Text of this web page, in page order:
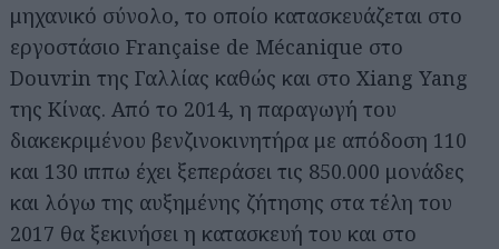
μηχανικό σύνολο, το οποίο κατασκευάζεται στο
εργοστάσιο Française de Mécanique στο
Douvrin της Γαλλίας καθώς και στο Xiang Yang
της Κίνας. Από το 2014, η παραγωγή του
διακεκριμένου βενζινοκινητήρα με απόδοση 110
και 130 ιππω έχει ξεπεράσει τις 850.000 μονάδες
και λόγω της αυξημένης ζήτησης στα τέλη του
2017 θα ξεκινήσει η κατασκευή του και στο